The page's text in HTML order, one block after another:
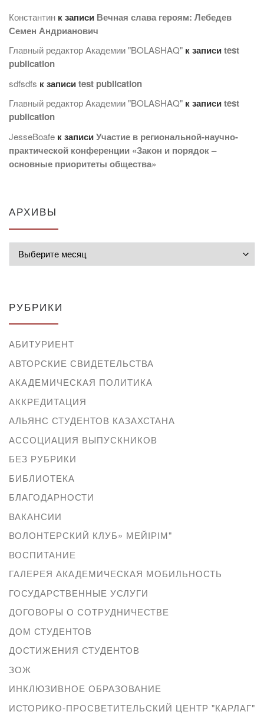
Константин к записи Вечная слава героям: Лебедев
Семен Андрианович
Главный редактор Академии "BOLASHAQ" к записиtest
publication
sdfsdfs к записиtest publication
Главный редактор Академии "BOLASHAQ" к записиtest
publication
JesseBoafe к записиУчастие в региональной-научно-
практической конференции «Закон и порядок –
основные приоритеты общества»
АРХИВЫ
РУБРИКИ
АБИТУРИЕНТ
АВТОРСКИЕ СВИДЕТЕЛЬСТВА
АКАДЕМИЧЕСКАЯ ПОЛИТИКА
АККРЕДИТАЦИЯ
АЛЬЯНС СТУДЕНТОВ КАЗАХСТАНА
АССОЦИАЦИЯ ВЫПУСКНИКОВ
БЕЗ РУБРИКИ
БИБЛИОТЕКА
БЛАГОДАРНОСТИ
ВАКАНСИИ
ВОЛОНТЕРСКИЙ КЛУБ» МЕЙІРІМ"
ВОСПИТАНИЕ
ГАЛЕРЕЯ АКАДЕМИЧЕСКАЯ МОБИЛЬНОСТЬ
ГОСУДАРСТВЕННЫЕ УСЛУГИ
ДОГОВОРЫ О СОТРУДНИЧЕСТВЕ
ДОМ СТУДЕНТОВ
ДОСТИЖЕНИЯ СТУДЕНТОВ
ЗОЖ
ИНКЛЮЗИВНОЕ ОБРАЗОВАНИЕ
ИСТОРИКО-ПРОСВЕТИТЕЛЬСКИЙ ЦЕНТР "КАРЛАГ"